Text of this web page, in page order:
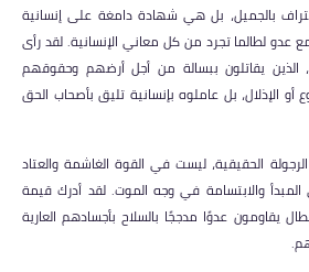
بالجميل، بل هي شهادة دامغة على إنسانية
عدو لطالما تجرد من كل معاني الإنسانية. لقد رأى
الذين يقاتلون ببسالة من أجل أرضهم وحقوقهم
أو الإذلال، بل عاملوه بإنسانية تليق بأصحاب الحق
الحقيقية، ليست في القوة الغاشمة والعتاد
والابتسامة في وجه الموت. لقد أدرك قيمة
يقاومون عدوًا مدججًا بالسلاح بأجسادهم العارية